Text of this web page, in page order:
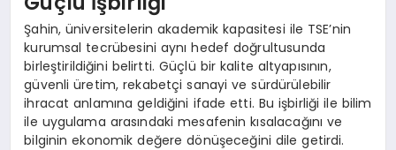
Şahin, üniversitelerin akademik kapasitesi ile TSE’nin
kurumsal tecrübesini aynı hedef doğrultusunda
birleştirildiğini belirtti. Güçlü bir kalite altyapısının,
güvenli üretim, rekabetçi sanayi ve sürdürülebilir
ihracat anlamına geldiğini ifade etti. Bu işbirliği ile bilim
ile uygulama arasındaki mesafenin kısalacağını ve
bilginin ekonomik değere dönüşeceğini dile getirdi.